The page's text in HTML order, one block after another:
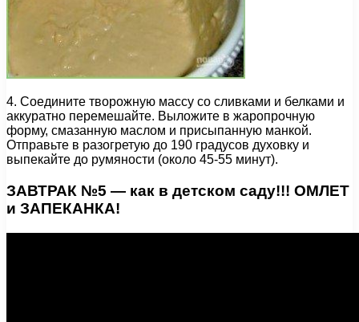
4. Соедините творожную массу со сливками и белками и
аккуратно перемешайте. Выложите в жаропрочную
форму, смазанную маслом и присыпанную манкой.
Отправьте в разогретую до 190 градусов духовку и
выпекайте до румяности (около 45-55 минут).
ЗАВТРАК №5 — как в детском саду!!! ОМЛЕТ
и ЗАПЕКАНКА!